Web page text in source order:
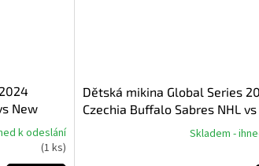
New
k odeslání
(1 ks)
Dětská mikina Global Series
Czechia Buffalo Sabres NHL
Jersey Devils NHL Match-Up
Skladem -